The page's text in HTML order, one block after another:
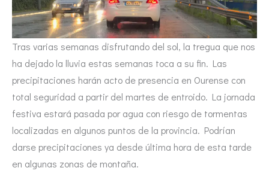
Tras varias semanas disfrutando del sol, la tregua que nos
ha dejado la lluvia estas semanas toca a su fin. Las
precipitaciones harán acto de presencia en Ourense con
total seguridad a partir del martes de entroido. La jornada
festiva estará pasada por agua con riesgo de tormentas
localizadas en algunos puntos de la provincia. Podrían
darse precipitaciones ya desde última hora de esta tarde
en algunas zonas de montaña.